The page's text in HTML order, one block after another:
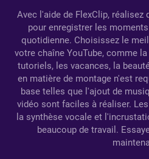
Avec l'aide de FlexClip,
pour enregistrer les
quotidienne. Choisissez le
votre chaîne YouTube, comme
tutoriels, les vacances, la
en matière de montage n'est
base telles que l'ajout de
vidéo sont faciles à réaliser.
la synthèse vocale et
beaucoup de travail.